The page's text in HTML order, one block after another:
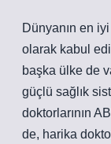
Dünyanın en
olarak kabul
başka ülke de
güçlü sağlık
doktorlarının
de, harika